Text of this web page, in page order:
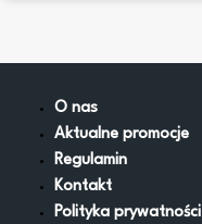
O nas
Aktualne promocje
Regulamin
Kontakt
Polityka prywatności